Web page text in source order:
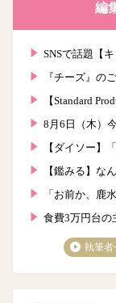
編
SNSで話題【キ
『チーズ』の
【Standard
8月6日（木）
【ダイソー】
【鑑みる】な
「お前か、鹿
食費3万円台の
執筆者